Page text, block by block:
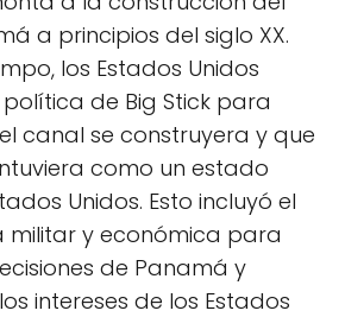
a principios del siglo XX.
los Estados Unidos
de Big Stick para
canal se construyera y que
como un estado
Unidos. Esto incluyó el
militar y económica para
de Panamá y
intereses de los Estados